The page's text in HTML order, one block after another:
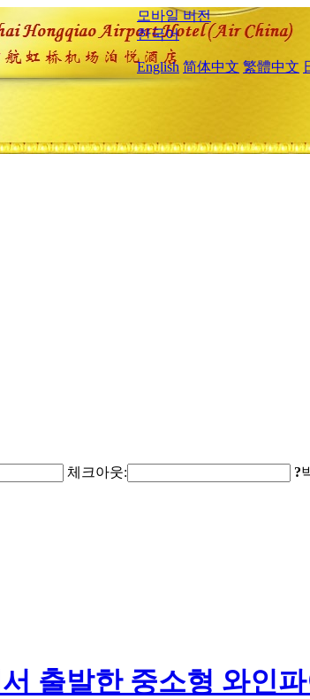
모바일 버전
한국어
English 简体中文 繁體中文
체크아웃: ?
출발한 중소형 와인